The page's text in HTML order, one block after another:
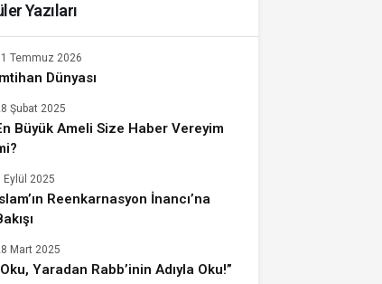
Yazıları
Dünyası
Temmuz 2026
Büyük Ameli Size Haber Vereyim
Şubat 2025
Reenkarnasyon İnancı’na
Eylül 2025
Yaradan Rabb’inin Adıyla Oku!”
Mart 2025